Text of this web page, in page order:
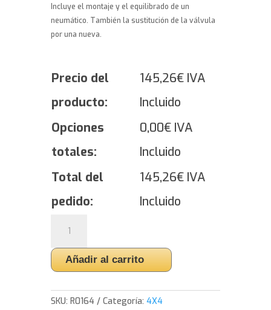
Incluye el montaje y el equilibrado de un
neumático. También la sustitución de la válvula
por una nueva.
Precio del
producto:
145,26€ IVA
Incluido
Opciones
totales:
0,00€ IVA
Incluido
Total del
pedido:
145,26€ IVA
Incluido
ADVAN
Sport
V105
255/55/18
109
Añadir al carrito
SKU:R0164 Categoría:4X4